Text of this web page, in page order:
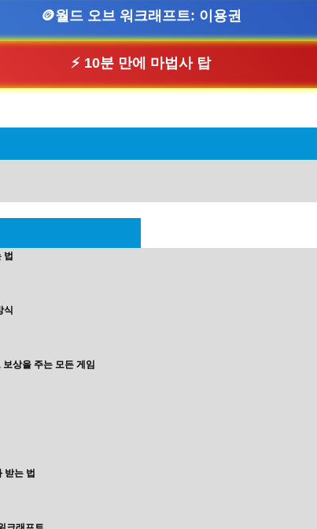
🪙월드 오브 워크래프트: 이용권
⚡ 10분 만에 마법사 탑
법
식
상을 주는 모든 게임
받는 법